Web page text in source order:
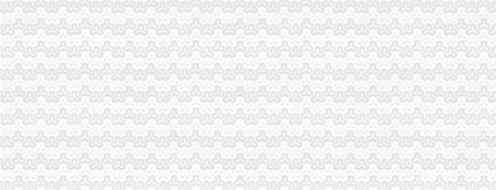
青岛一般纳税人查询
一般纳税人查询全国信息怎么操作_搜狐其它_搜狐网
一般纳税人查询—在线播放—优酷网,高清在线观看
关于一般纳税人查询的问题
如何查询对方公司是否为一般纳税人。-文章
如何查询增值税一般纳税人资格的开始年月？_百度知道
一般纳税人税号查询_青岛包听|E都市
重庆一般纳税人资格查询